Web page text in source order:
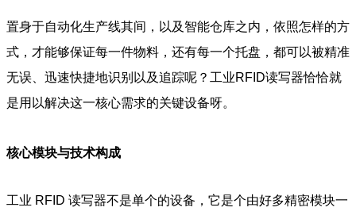
置身于自动化生产线其间，以及智能仓库之内，依照怎样的方
式，才能够保证每一件物料，还有每一个托盘，都可以被精准
无误、迅速快捷地识别以及追踪呢？工业RFID读写器恰恰就
是用以解决这一核心需求的关键设备呀。
核心模块与技术构成
工业 RFID 读写器不是单个的设备，它是个由好多精密模块一